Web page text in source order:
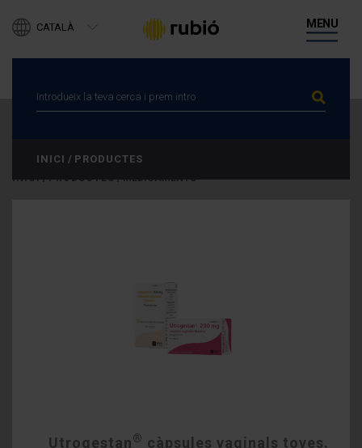
CATALÀ MENU
DESENVOLUPAMENT DE NEGOCI
CANAL ÈTIC
INICI / PRODUCTES
INICI/PRODUCTES/MEDICAMENTS
Utrogestan® càpsules vaginals toves.